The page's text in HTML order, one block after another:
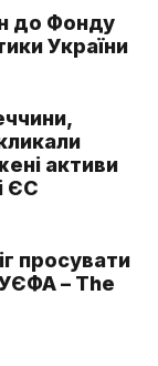
до Фонду
України
активи
ЄС
просувати
– The